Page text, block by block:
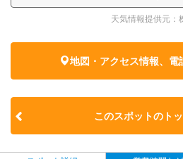
天気情報提供元：
地図・アクセス情報、電
このスポットのト